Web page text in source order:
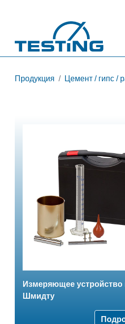
Продукция Цемент / гипс /
Измеряющее устройство
Шмидту